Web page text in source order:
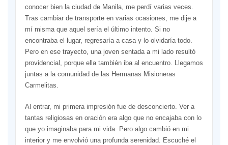
conocer bien la ciudad de Manila, me perdí varias veces.
Tras cambiar de transporte en varias ocasiones, me dije a
mí misma que aquel sería el último intento. Si no
encontraba el lugar, regresaría a casa y lo olvidaría todo.
Pero en ese trayecto, una joven sentada a mi lado resultó
providencial, porque ella también iba al encuentro. Llegamos
juntas a la comunidad de las Hermanas Misioneras
Carmelitas.
Al entrar, mi primera impresión fue de desconcierto. Ver a
tantas religiosas en oración era algo que no encajaba con lo
que yo imaginaba para mi vida. Pero algo cambió en mi
interior y me envolvió una profunda serenidad. Escuché el